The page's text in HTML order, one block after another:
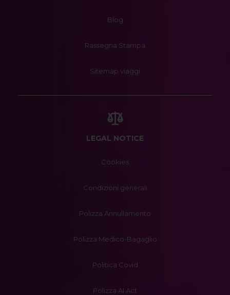
Blog
Rassegna Stampa
Sitemap viaggi
LEGAL NOTICE
Cookies
Condizioni generali
Polizza Annullamento
Polizza Medico-Bagaglio
Politica Covid
Polizza AI Act